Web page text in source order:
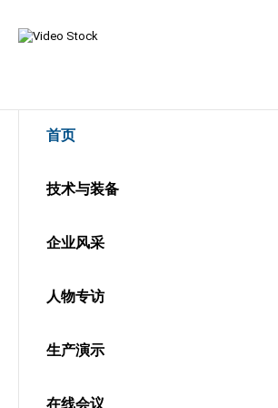
首页
技术与装备
企业风采
人物专访
生产演示
在线会议